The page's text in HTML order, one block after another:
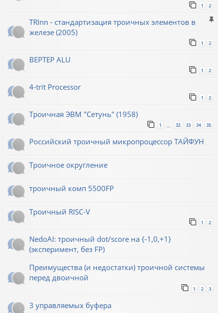
1 2
TRInn - стандартизация троичных элементов в
железе (2005)
1 2
BEPTEP ALU
1 2
4-trit Processor
1 2
Троичная ЭВМ "Сетунь" (1958)
1 … 32 33 34 35
Российский троичный микропроцессор ТАЙФУН
Троичное округление
троичный комп 5500FP
Троичный RISC-V
1 2
NedoAI: троичный dot/score на {-1,0,+1}
(эксперимент, без FP)
Преимущества (и недостатки) троичной системы
перед двоичной
1 2 3
3 управляемых буфера